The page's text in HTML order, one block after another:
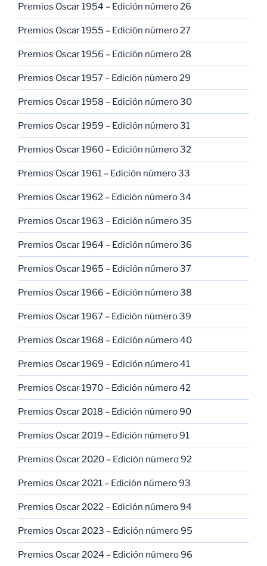
Premios Oscar 1954 – Edición número 26
Premios Oscar 1955 – Edición número 27
Premios Oscar 1956 – Edición número 28
Premios Oscar 1957 – Edición número 29
Premios Oscar 1958 – Edición número 30
Premios Oscar 1959 – Edición número 31
Premios Oscar 1960 – Edición número 32
Premios Oscar 1961 – Edición número 33
Premios Oscar 1962 – Edición número 34
Premios Oscar 1963 – Edición número 35
Premios Oscar 1964 – Edición número 36
Premios Oscar 1965 – Edición número 37
Premios Oscar 1966 – Edición número 38
Premios Oscar 1967 – Edición número 39
Premios Oscar 1968 – Edición número 40
Premios Oscar 1969 – Edición número 41
Premios Oscar 1970 – Edición número 42
Premios Oscar 2018 – Edición número 90
Premios Oscar 2019 – Edición número 91
Premios Oscar 2020 – Edición número 92
Premios Oscar 2021 – Edición número 93
Premios Oscar 2022 – Edición número 94
Premios Oscar 2023 – Edición número 95
Premios Oscar 2024 – Edición número 96